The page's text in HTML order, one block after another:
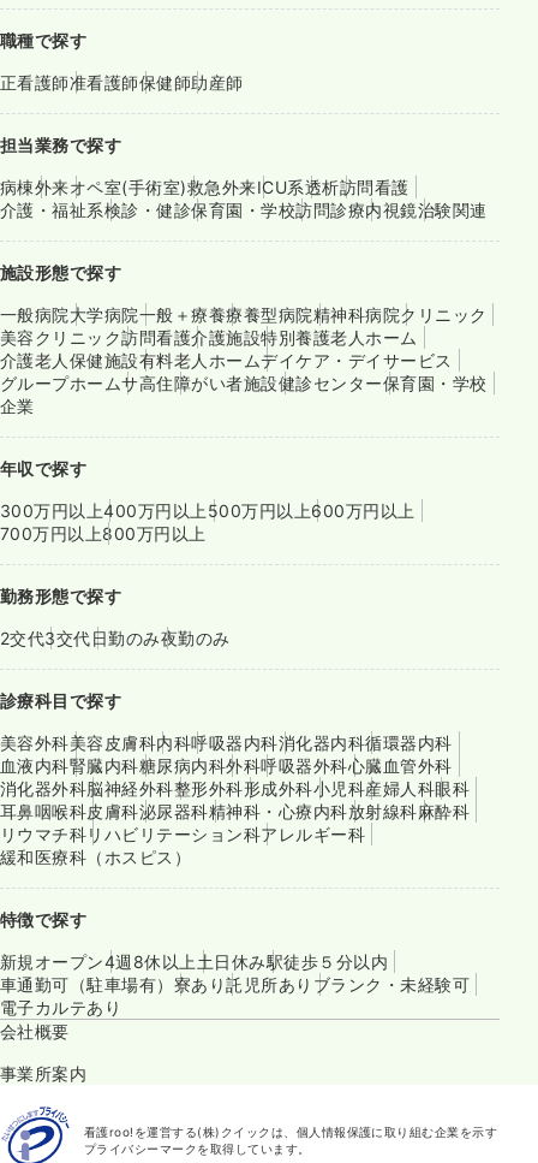
職種で探す
正看護師准看護師保健師助産師
担当業務で探す
病棟外来オペ室(手術室)救急外来ICU系透析訪問看護
介護・福祉系検診・健診保育園・学校訪問診療内視鏡治験関連
施設形態で探す
一般病院大学病院一般＋療養療養型病院精神科病院クリニック
美容クリニック訪問看護介護施設特別養護老人ホーム
介護老人保健施設有料老人ホームデイケア・デイサービス
グループホームサ高住障がい者施設健診センター保育園・学校
企業
年収で探す
300万円以上400万円以上 500万円以上600万円以上
700万円以上800万円以上
勤務形態で探す
2交代3交代日勤のみ夜勤のみ
診療科目で探す
美容外科美容皮膚科内科呼吸器内科消化器内科循環器内科
血液内科腎臓内科糖尿病内科外科呼吸器外科心臓血管外科
消化器外科脳神経外科整形外科形成外科小児科産婦人科眼科
耳鼻咽喉科皮膚科泌尿器科精神科・心療内科放射線科麻酔科
リウマチ科リハビリテーション科アレルギー科
緩和医療科（ホスピス）
特徴で探す
新規オープン4週8休以上 土日休み駅徒歩５分以内
車通勤可（駐車場有） 寮あり託児所あり ブランク・未経験可
電子カルテあり
会社概要
事業所案内
看護roo!を運営する(株)クイックは、個人情報保護に取り組む企業を示す
プライバシーマークを取得しています。